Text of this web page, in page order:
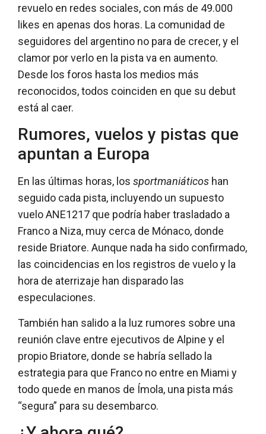
revuelo en redes sociales, con más de 49.000
likes en apenas dos horas. La comunidad de
seguidores del argentino no para de crecer, y el
clamor por verlo en la pista va en aumento.
Desde los foros hasta los medios más
reconocidos, todos coinciden en que su debut
está al caer.
Rumores, vuelos y pistas que
apuntan a Europa
En las últimas horas, los sportmaniáticos han
seguido cada pista, incluyendo un supuesto
vuelo ANE1217 que podría haber trasladado a
Franco a Niza, muy cerca de Mónaco, donde
reside Briatore. Aunque nada ha sido confirmado,
las coincidencias en los registros de vuelo y la
hora de aterrizaje han disparado las
especulaciones.
También han salido a la luz rumores sobre una
reunión clave entre ejecutivos de Alpine y el
propio Briatore, donde se habría sellado la
estrategia para que Franco no entre en Miami y
todo quede en manos de Ímola, una pista más
“segura” para su desembarco.